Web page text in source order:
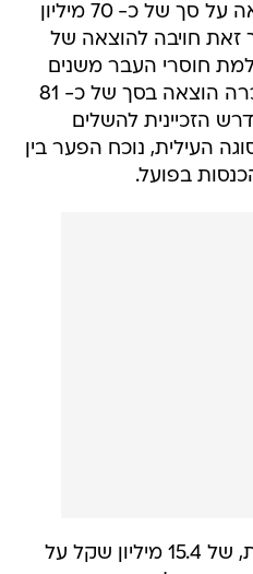
רשת היתה מחויבת להוצאה על סך של כ- 70 מיליון
זאת חויבה להוצאה של
חוסרי העבר משנים
2006 ו-2007. לרשת הוכרה הוצאה בסך של כ- 81
הזכיינית להשלים
בסוגה העילית, נוכח הפער בין
בפועל.
רשת ביצעה הוצאה נוספת, של 15.4 מיליון שקל על